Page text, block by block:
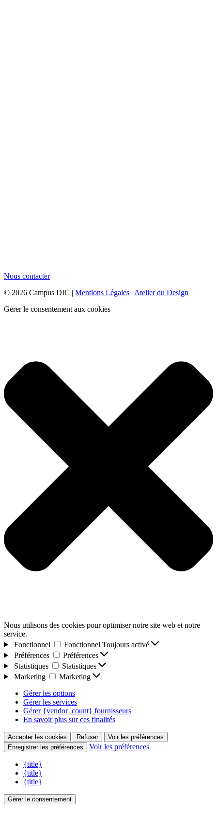
Nous contacter
© 2026 Campus DIC | Mentions Légales | Atelier du Design
Gérer le consentement aux cookies
Nous utilisons des cookies pour optimiser notre site web et notre
service.
Fonctionnel
Fonctionnel Toujours activé
Préférences
Préférences
Statistiques
Statistiques
Marketing
Marketing
Gérer les options
Gérer les services
Gérer {vendor_count} fournisseurs
En savoir plus sur ces finalités
Accepter les cookies Refuser
Voir les préférences
Enregistrer les préférences
Voir les préférences
{title}
{title}
{title}
Gérer le consentement